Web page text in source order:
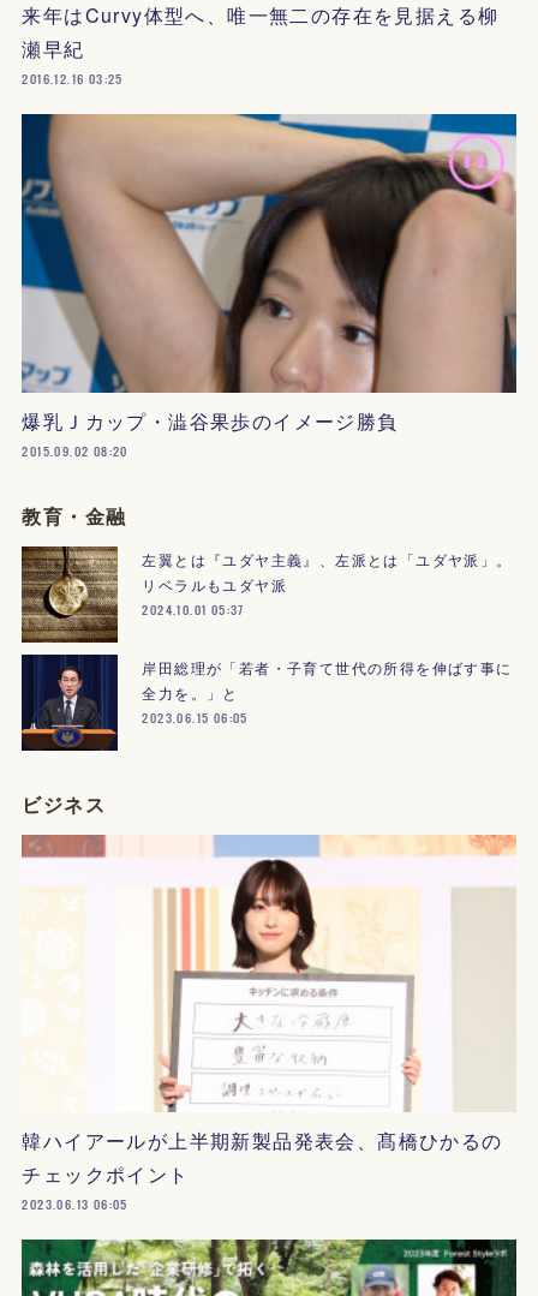
来年はCurvy体型へ、唯一無二の存在を見据える柳
瀬早紀
2016.12.16 03:25
爆乳Ｊカップ・澁谷果歩のイメージ勝負
2015.09.02 08:20
教育・金融
左翼とは『ユダヤ主義』、左派とは「ユダヤ派」。
リベラルもユダヤ派
2024.10.01 05:37
岸田総理が「若者・子育て世代の所得を伸ばす事に
全力を。」と
2023.06.15 06:05
ビジネス
韓ハイアールが上半期新製品発表会、髙橋ひかるの
チェックポイント
2023.06.13 06:05